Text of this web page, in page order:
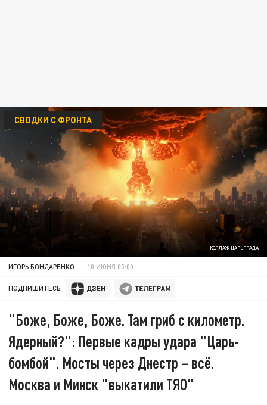
КОЛЛАЖ ЦАРЬГРАДА
СВОДКИ С ФРОНТА
ИГОРЬ БОНДАРЕНКО 10 ИЮНЯ 05:00
ПОДПИШИТЕСЬ:
"Боже, Боже, Боже. Там гриб с километр.
Ядерный?": Первые кадры удара "Царь-
бомбой". Мосты через Днестр – всё.
Москва и Минск "выкатили ТЯО"